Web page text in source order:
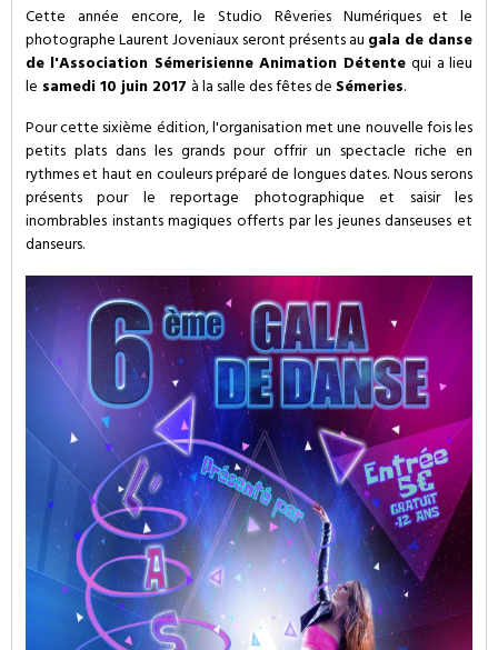
Cette année encore, le Studio Rêveries Numériques et le
photographe Laurent Joveniaux seront présents augala de danse
de l'Association Sémerisienne Animation Détentequi a lieu
le samedi 10 juin 2017 à la salle des fêtes deSémeries.
Pour cette sixième édition, l'organisation met une nouvelle fois les
petits plats dans les grands pour offrir un spectacle riche en
rythmes et haut en couleurs préparé de longues dates. Nous serons
présents pour le reportage photographique et saisir les
inombrables instants magiques offerts par les jeunes danseuses et
danseurs.